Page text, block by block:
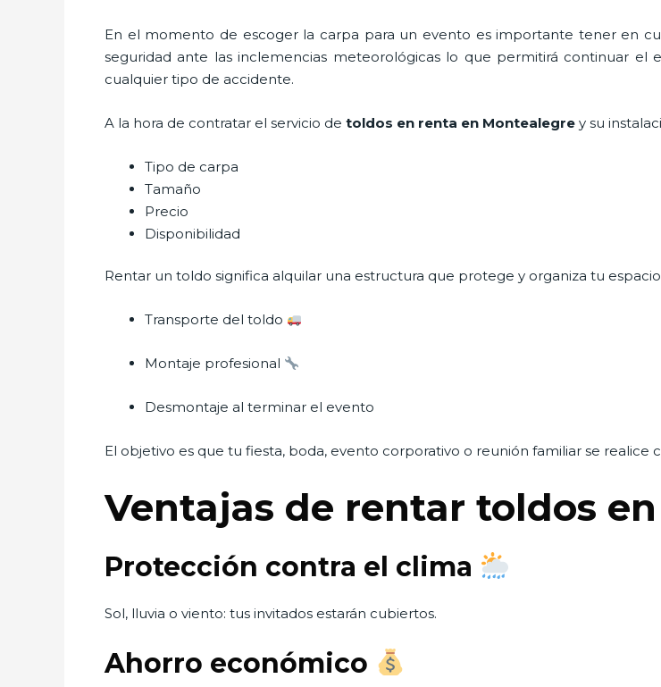
En el momento de escoger la carpa para un evento es importante tener en
seguridad ante las inclemencias meteorológicas lo que permitirá continuar
cualquier tipo de accidente.
A la hora de contratar el servicio de toldos en renta en Montealegre y su
Tipo de carpa
Tamaño
Precio
Disponibilidad
Rentar un toldo significa alquilar una estructura que protege y organiza tu
Transporte del toldo
Montaje profesional
Desmontaje al terminar el evento
El objetivo es que tu fiesta, boda, evento corporativo o reunión familiar se realice
Ventajas de rentar toldos
Protección contra el clima
Sol, lluvia o viento: tus invitados estarán cubiertos.
Ahorro económico